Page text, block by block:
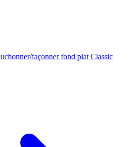
façonner fond plat Classic